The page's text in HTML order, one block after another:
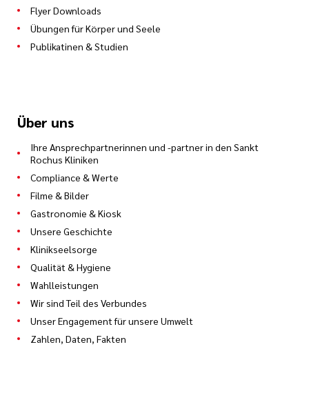
Flyer Downloads
Übungen für Körper und Seele
Publikatinen & Studien
Über uns
Ihre Ansprechpartnerinnen und -partner in den Sankt
Rochus Kliniken
Compliance & Werte
Filme & Bilder
Gastronomie & Kiosk
Unsere Geschichte
Klinikseelsorge
Qualität & Hygiene
Wahlleistungen
Wir sind Teil des Verbundes
Unser Engagement für unsere Umwelt
Zahlen, Daten, Fakten